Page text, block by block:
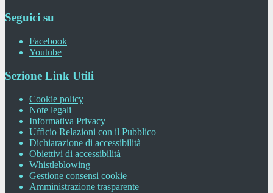
Seguici su
Facebook
Youtube
Sezione Link Utili
Cookie policy
Note legali
Informativa Privacy
Ufficio Relazioni con il Pubblico
Dichiarazione di accessibilità
Obiettivi di accessibilità
Whistleblowing
Gestione consensi cookie
Amministrazione trasparente